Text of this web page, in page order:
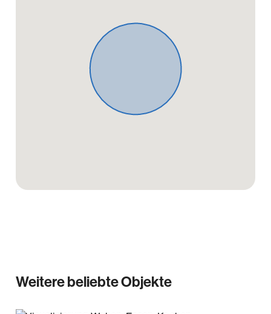
der Gesundheit oder soweit eine Garantie
übernommen wurde. Soweit die
Schadensersatzhaftung der Koengeter & Krekow
Immobilien GmbH gegenüber ausgeschlossen oder
beschränkt ist, gilt dies auch für eine persönliche
Schadensersatzhaftung ihrer Arbeitnehmer,
Mitarbeiter und Vertreter. Der Koengeter & Krekow
Weitere beliebte Objekte